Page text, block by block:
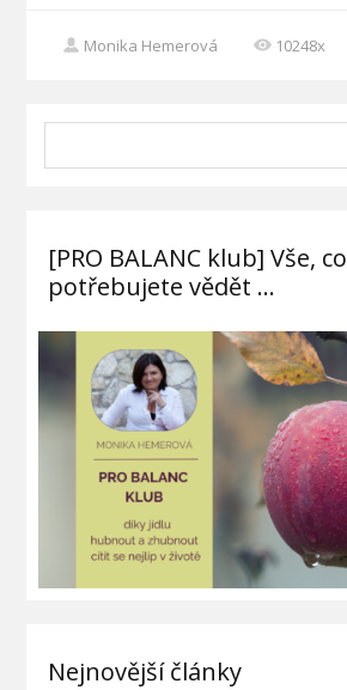
Monika Hemerová 10248x
[PRO BALANC klub] Vše, co
potřebujete vědět …
Nejnovější články